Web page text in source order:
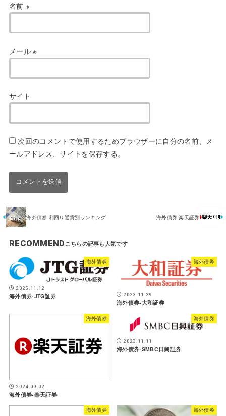
名前 ※
メール※
サイト
次回のコメントで使用するためブラウザーに自分の名前、メ
ールアドレス、サイトを保存する。
海外債券-利回り通貨別ランキング 海外債券-楽天証券
RECOMMEND
海外債券
2025.11.12
海外債券-JTG証券
海外債券
2023.11.29
海外債券-大和証券
海外債券
2024.09.02
海外債券-楽天証券
海外債券
2023.11.11
海外債券-SMBC日興証券
海外債券 海外債券